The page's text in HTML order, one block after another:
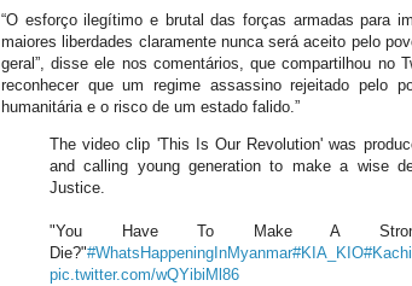
“O esforço ilegítimo e brutal das forças armadas para
maiores liberdades claramente nunca será aceito pelo
geral”, disse ele nos comentários, que compartilhou no
reconhecer que um regime assassino rejeitado pelo
humanitária e o risco de um estado falido.”
The video clip 'This Is Our Revolution' was
and calling young generation to make a wise
Justice.
"You Have To Make A
Die?"#WhatsHappeningInMyanmar#KIA_KIO
pic.twitter.com/wQYibiMl86